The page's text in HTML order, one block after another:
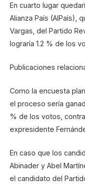
En cuarto lugar
Alianza País (AlPaís),
Vargas, del Partido
lograría 1.2 % de los
Publicaciones
Como la encuesta
el proceso sería
% de los votos,
expresidente
En caso que los
Abinader y Abel
el candidato del